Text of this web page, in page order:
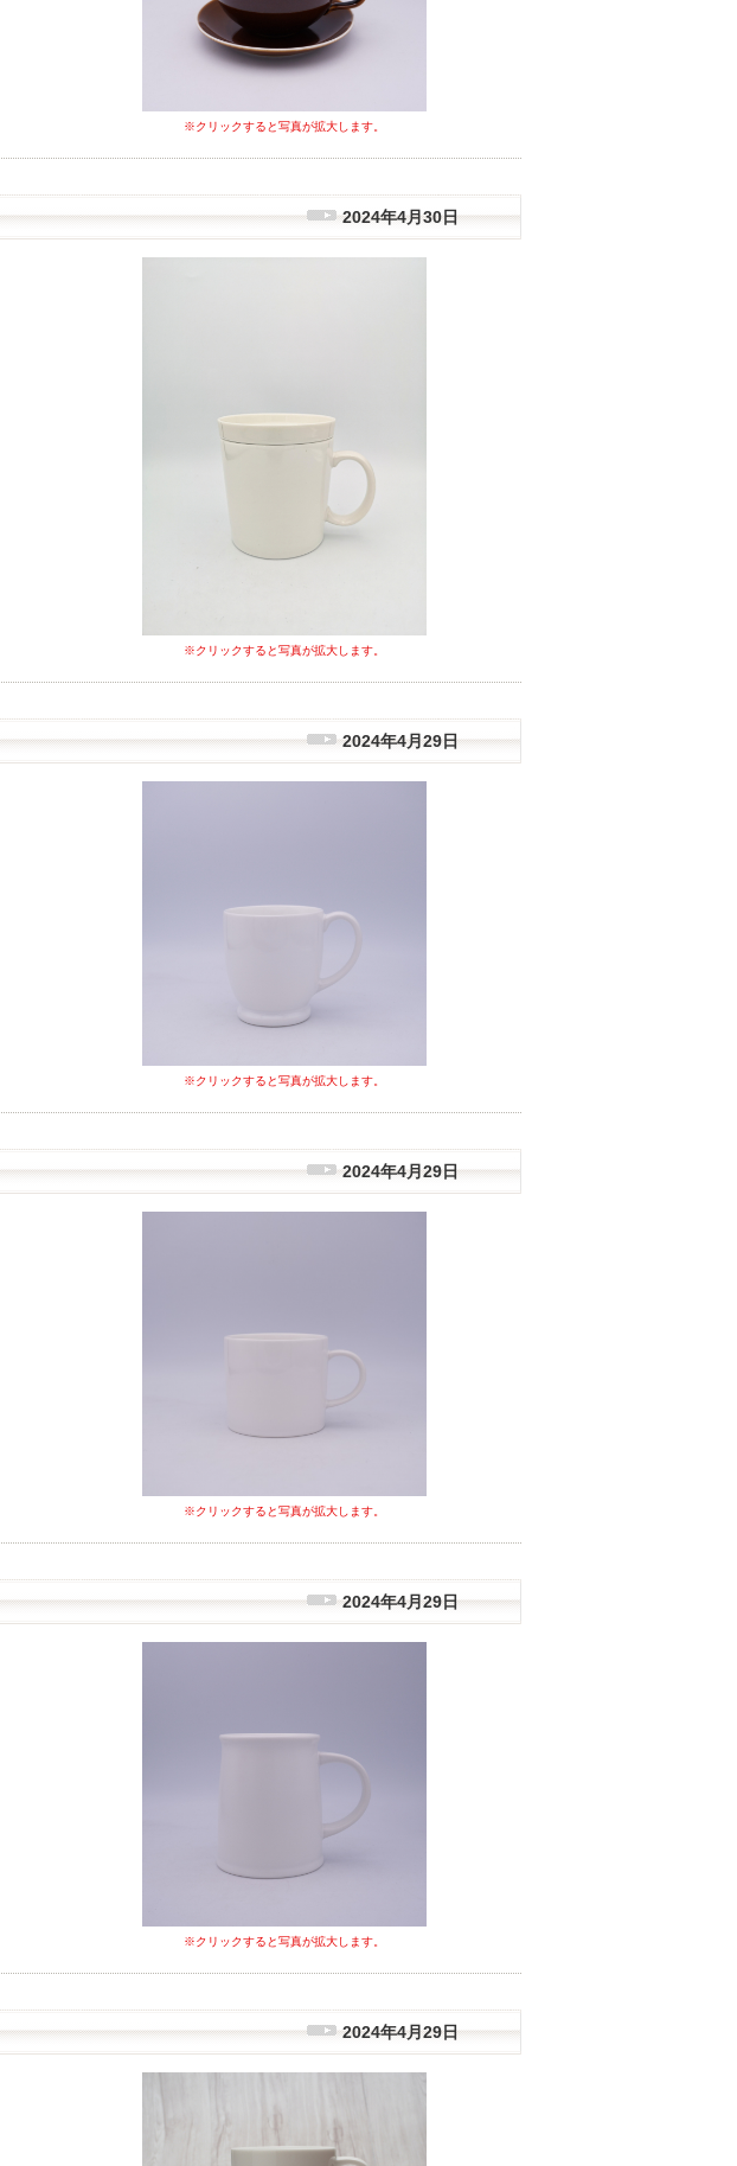
※クリックすると写真が拡大します。
2024年4月30日
※クリックすると写真が拡大します。
2024年4月29日
※クリックすると写真が拡大します。
2024年4月29日
※クリックすると写真が拡大します。
2024年4月29日
※クリックすると写真が拡大します。
2024年4月29日